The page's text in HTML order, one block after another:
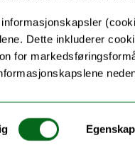
Dette inkluderer
for
For
Logg